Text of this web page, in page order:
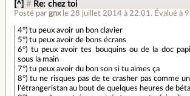
[^] # Re: chez toi
Posté pargnx le 28 juillet 2014 à 22:01. Évalué à9
4°) tu peux avoir un bon clavier
5°) tu peux avoir de bons écrans
6°) tu peux avoir tes bouquins ou de la doc
sous la main
7°) tu peux avoir du bon son si tu aimes ça
8°) tu ne risques pas de te crasher pas comme
l'étrangeristan au bout de quelques heures de